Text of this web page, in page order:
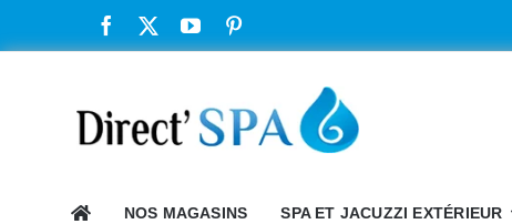
au
NOS MAGASINS SPA ET JACUZZI EXTÉRIEUR